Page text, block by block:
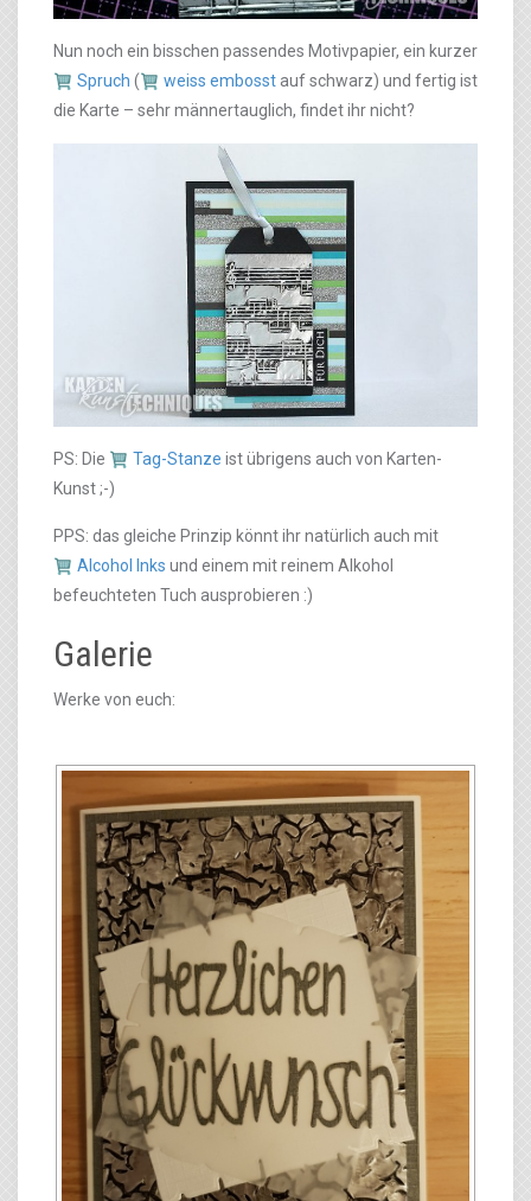
Nun noch ein bisschen passendes Motivpapier, ein kurzer
Spruch ( weiss embosst auf schwarz) und fertig ist
die Karte – sehr männertauglich, findet ihr nicht?
PS: Die Tag-Stanze ist übrigens auch von Karten-
Kunst ;-)
PPS: das gleiche Prinzip könnt ihr natürlich auch mit
Alcohol Inks und einem mit reinem Alkohol
befeuchteten Tuch ausprobieren :)
Galerie
Werke von euch: